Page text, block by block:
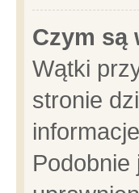
Czym są
Wątki
stronie
Podobnie